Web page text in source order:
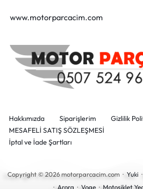
www.motorparcacim.com
Hakkımızda Siparişlerim
Gizlilik
MESAFELİ SATIŞ SÖZLEŞMESİ
İptal ve İade Şartları
Copyright © 2026 motorparcacim.com · Yuki ·
· Arora · Voge· Motosiklet